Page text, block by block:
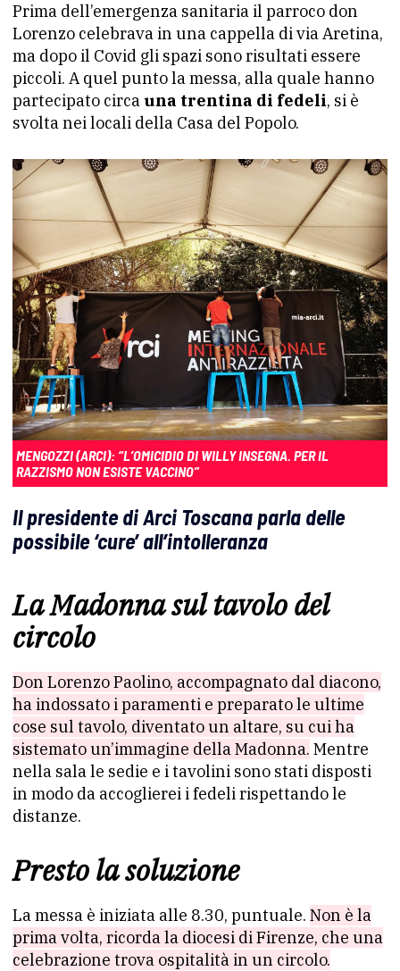
Prima dell’emergenza sanitaria il parroco don
Lorenzo celebrava in una cappella di via Aretina,
ma dopo il Covid gli spazi sono risultati essere
piccoli. A quel punto la messa, alla quale hanno
partecipato circa una trentina di fedeli, si è
svolta nei locali della Casa del Popolo.
MENGOZZI (ARCI): “L’OMICIDIO DI WILLY INSEGNA. PER IL
RAZZISMO NON ESISTE VACCINO”
Il presidente di Arci Toscana parla delle
possibile ‘cure’ all’intolleranza
La Madonna sul tavolo del
circolo
Don Lorenzo Paolino, accompagnato dal diacono,
ha indossato i paramenti e preparato le ultime
cose sul tavolo, diventato un altare, su cui ha
sistemato un’immagine della Madonna. Mentre
nella sala le sedie e i tavolini sono stati disposti
in modo da accoglierei i fedeli rispettando le
distanze.
Presto la soluzione
La messa è iniziata alle 8.30, puntuale. Non è la
prima volta, ricorda la diocesi di Firenze, che una
celebrazione trova ospitalità in un circolo.